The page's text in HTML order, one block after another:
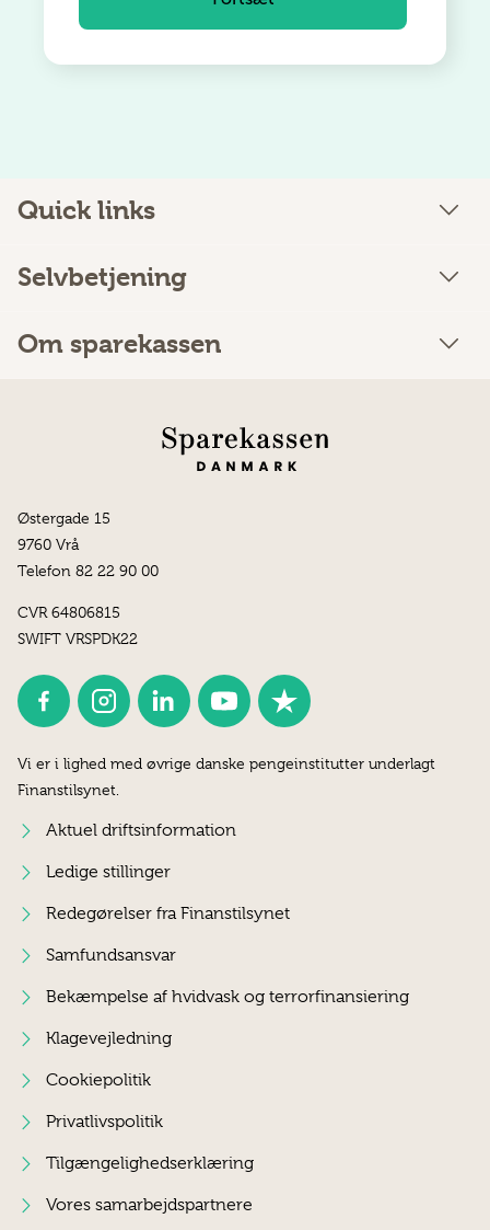
Quick links
Selvbetjening
Om sparekassen
Østergade 15
9760 Vrå
Telefon 82 22 90 00
CVR 64806815
SWIFT VRSPDK22
Vi er i lighed med øvrige danske pengeinstitutter underlagt
Finanstilsynet.
Aktuel driftsinformation
Ledige stillinger
Redegørelser fra Finanstilsynet
Samfundsansvar
Bekæmpelse af hvidvask og terrorfinansiering
Klagevejledning
Cookiepolitik
Privatlivspolitik
Tilgængelighedserklæring
Vores samarbejdspartnere